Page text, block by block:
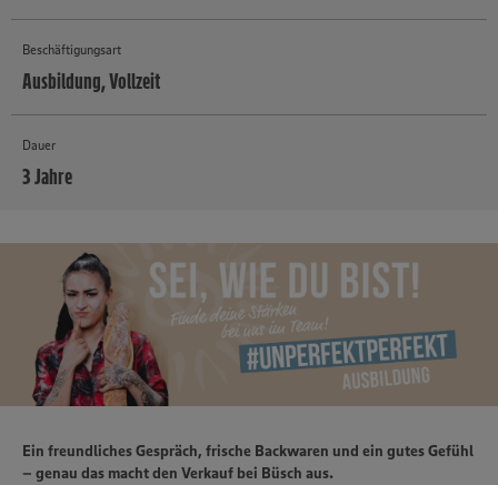
Beschäftigungsart
Ausbildung, Vollzeit
Dauer
3 Jahre
Ein freundliches Gespräch, frische Backwaren und ein gutes Gefühl
– genau das macht den Verkauf bei Büsch aus.